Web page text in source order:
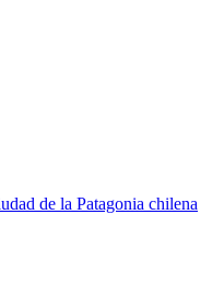
de la Patagonia chilena